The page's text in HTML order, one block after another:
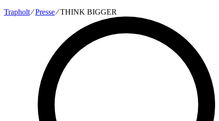
Trapholt∕Presse∕THINK BIGGER